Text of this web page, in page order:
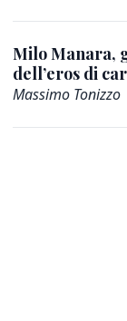
Milo Manara,
dell’eros di
Massimo Tonizzo